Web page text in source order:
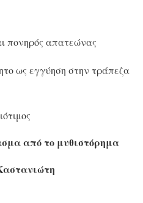
πονηρός απατεώνας
ως εγγύηση στην τράπεζα
από το μυθιστόρημα